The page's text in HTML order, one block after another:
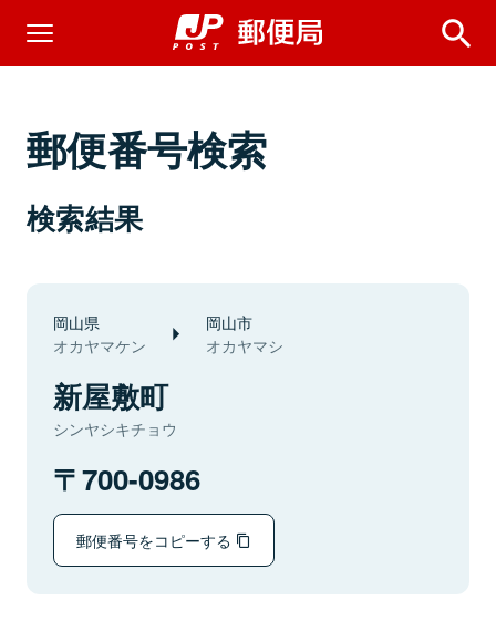
郵便番号検索
検索結果
岡山県
オカヤマケン
岡山市
オカヤマシ
新屋敷町
シンヤシキチョウ
700-0986
郵便番号をコピーする